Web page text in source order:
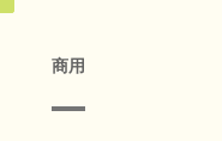
商用